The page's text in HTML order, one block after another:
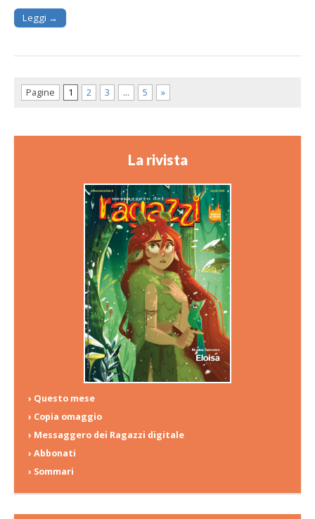
Leggi →
Pagine 1 2 3 … 5 »
La rivista
› Questo mese
› Copia omaggio
› Messaggero dei Ragazzi digitale
› Abbonati
› Sommari